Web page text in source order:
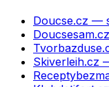
Doucse.cz —
Doucsesam.cz
Skiverleih.cz